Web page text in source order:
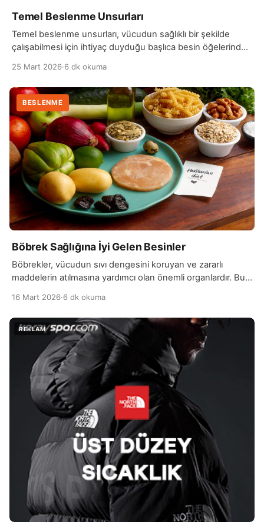
Temel Beslenme Unsurları
Temel beslenme unsurları, vücudun sağlıklı bir şekilde
çalışabilmesi için ihtiyaç duyduğu başlıca besin öğelerinden
görevler üstlenir ve birlikte dengeli bir şekilde alındığında
sağlıklı bir yaşam sürdürmeye yardımcı olur. Bu unsurların
eksikliği ya da fazlalığı, çeşitli sağlık sorunlarına yol açabilir.
Karbonhidratlar, […]
25 Mart 2026·6 dk okuma
BESLENME
Böbrek Sağlığına İyi Gelen Besinler
Böbrekler, vücudun sıvı dengesini koruyan ve zararlı
maddelerin atılmasına yardımcı olan önemli organlardır. Bu
olarak tüketmek büyük önem taşır. Yeterli miktarda su
içmek böbreklerin daha iyi çalışmasına yardımcı olurken, su
oranı yüksek sebze ve meyveler de vücudun sıvı
dengesini destekler. Salatalık, kabak ve karpuz gibi besinler
böbreklerin daha rahat […]
16 Mart 2026·6 dk okuma